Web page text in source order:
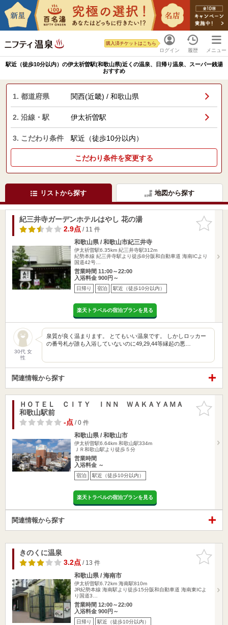
ログイン
購入済チケットはこちら
履歴 メニュー
駅近（徒歩10分以内）の伊太祈曽駅(和歌山県)近くの温泉、日帰り温泉、スーパー銭湯
おすすめ
1. 都道府県 関西(近畿) / 和歌山県
2. 沿線・駅 伊太祈曽駅
3. こだわり条件 駅近（徒歩10分以内）
こだわり条件を変更する
リストから探す 地図から探す
お気に入
りに追加
紀三井寺ガーデンホテルはやし 花の湯
2.9点/ 11 件
和歌山県 / 和歌山市紀三井寺
伊太祈曽駅6.35km 紀三井寺駅312m
紀勢本線 紀三井寺駅より徒歩8分阪和自動車道 海南ICより
国道42号…
営業時間 11:00～22:00
入浴料金 900円～
日帰り 宿泊 駅近（徒歩10分以内）
楽天トラベルの宿泊プランを見る
30代 女
性
泉質が良く温まります。 とてもいい温泉です。 しかしロッカー
の番号札が誰も入浴していないのに49,29,44等縁起の悪…
関連情報から探す
お気に入
りに追加
ＨＯＴＥＬ ＣＩＴＹ ＩＮＮ ＷＡＫＡＹＡＭＡ
和歌山駅前
-点/ 0 件
和歌山県 / 和歌山市
伊太祈曽駅6.64km 和歌山駅334m
ＪＲ和歌山駅より徒歩５分
営業時間
入浴料金 ～
宿泊 駅近（徒歩10分以内）
楽天トラベルの宿泊プランを見る
関連情報から探す
お気に入
りに追加
きのくに温泉
3.2点/ 13 件
和歌山県 / 海南市
伊太祈曽駅6.72km 海南駅810m
JR紀勢本線 海南駅より徒歩15分阪和自動車道 海南東ICよ
り国道3…
営業時間 12:00～22:00
入浴料金 900円～
日帰り 駅近（徒歩10分以内）